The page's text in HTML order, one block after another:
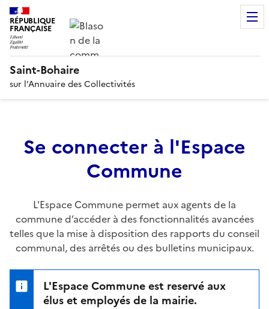
RÉPUBLIQUE
FRANÇAISE
Saint-Bohaire
sur l’Annuaire des Collectivités
Se connecter à l'Espace
Commune
L'Espace Commune permet aux agents de la
commune d’accéder à des fonctionnalités avancées
telles que la mise à disposition des rapports du conseil
communal, des arrêtés ou des bulletins municipaux.
L'Espace Commune est reservé aux
élus et employés de la mairie.